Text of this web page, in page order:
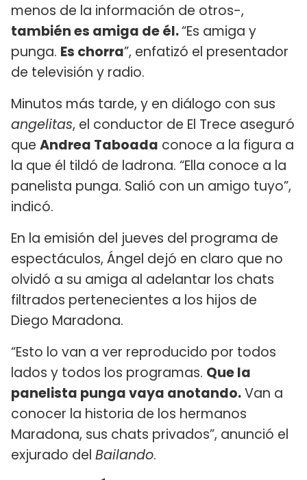
menos de la información de otros-,
también es amiga de él.“Es amiga y
punga. Es chorra”, enfatizó el presentador
de televisión y radio.
Minutos más tarde, y en diálogo con sus
angelitas, el conductor de El Trece aseguró
que Andrea Taboada conoce a la figura a
la que él tildó de ladrona. “Ella conoce a la
panelista punga. Salió con un amigo tuyo”,
indicó.
En la emisión del jueves del programa de
espectáculos, Ángel dejó en claro que no
olvidó a su amiga al adelantar los chats
filtrados pertenecientes a los hijos de
Diego Maradona.
“Esto lo van a ver reproducido por todos
lados y todos los programas. Que la
panelista punga vaya anotando.Van a
conocer la historia de los hermanos
Maradona, sus chats privados”, anunció el
exjurado del Bailando.